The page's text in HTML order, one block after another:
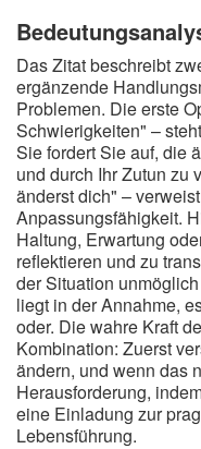
Das Zitat beschreibt
ergänzende
Problemen. Die erste
Schwierigkeiten" –
Sie fordert Sie auf, die
und durch Ihr Zutun zu
änderst dich" –
Anpassungsfähigkeit.
Haltung, Erwartung
reflektieren und zu
der Situation
liegt in der Annahme,
oder. Die wahre Kraft
Kombination: Zuerst
ändern, und wenn das
Herausforderung,
eine Einladung zur
Lebensführung.